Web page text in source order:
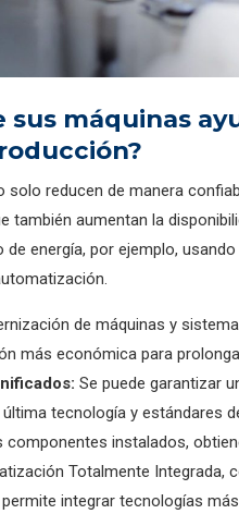
máquinas
reducen de manera
aumentan la
energía, por ejemplo,
de máquinas y
más económica para
Se puede garantizar
tecnología y estándares
componentes instalados,
Totalmente Integrada,
integrar tecnologías